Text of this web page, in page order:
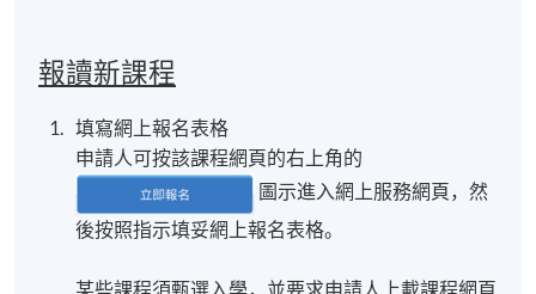
報讀新課程
填寫網上報名表格
申請人可按該課程網頁的右上角的
圖示進入網上服務網頁，然
後按照指示填妥網上報名表格。
某些課程須甄選入學，並要求申請人上載課程網頁